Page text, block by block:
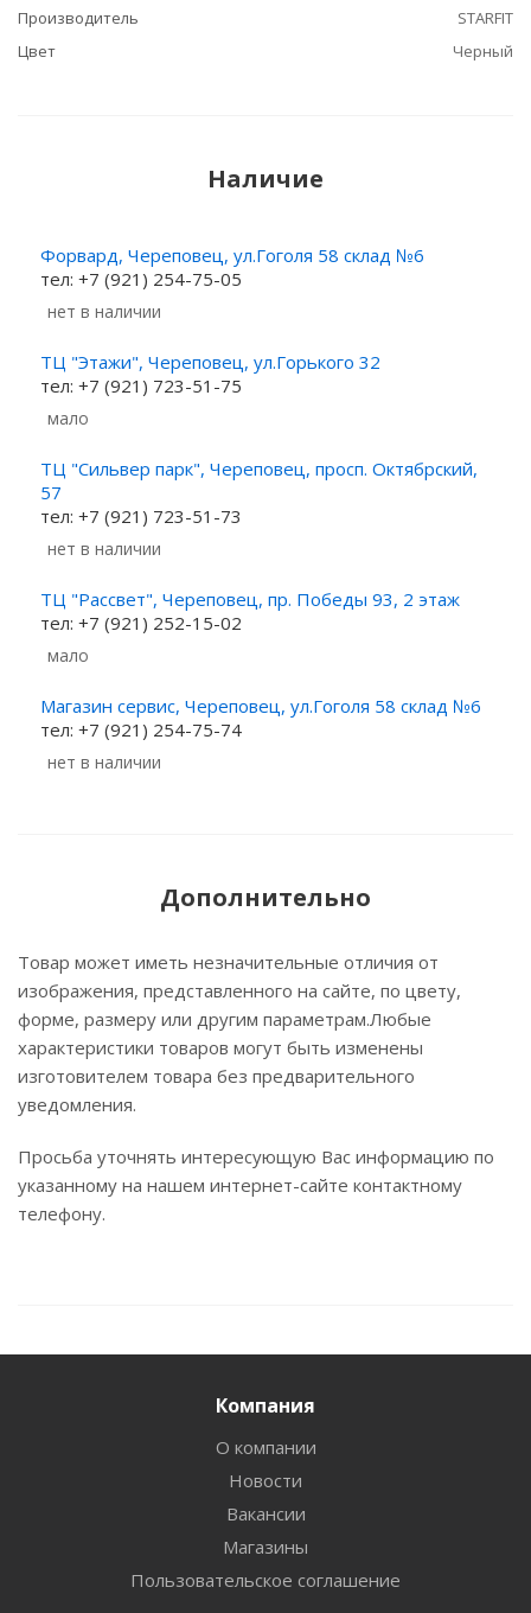
Производитель
STARFIT
Цвет
Черный
Наличие
Форвард, Череповец, ул.Гоголя 58 склад №6
тел: +7 (921) 254-75-05
Нет в наличии
ТЦ "Этажи", Череповец, ул.Горького 32
тел: +7 (921) 723-51-75
Мало
ТЦ "Сильвер парк", Череповец, просп. Октябрский,
57
тел: +7 (921) 723-51-73
Нет в наличии
ТЦ "Рассвет", Череповец, пр. Победы 93, 2 этаж
тел: +7 (921) 252-15-02
Мало
Магазин сервис, Череповец, ул.Гоголя 58 склад №6
тел: +7 (921) 254-75-74
Нет в наличии
Дополнительно
Товар может иметь незначительные отличия от
изображения, представленного на сайте, по цвету,
форме, размеру или другим параметрам.Любые
характеристики товаров могут быть изменены
изготовителем товара без предварительного
уведомления.
Просьба уточнять интересующую Вас информацию по
указанному на нашем интернет-сайте контактному
телефону.
Компания
О компании
Новости
Вакансии
Магазины
Пользовательское соглашение